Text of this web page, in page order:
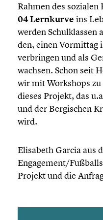
Rahmen des sozialen
04 Lernkurve ins
werden Schul­klas­sen
den, einen Vormittag
verbrin­gen und als
wach­sen. Schon seit
wir mit Workshops
dieses Projekt, das
und der Bergi­schen
wird.
Elisabeth Garcia aus
Engagement/
Projekt und die